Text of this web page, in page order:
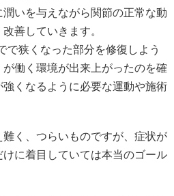
いを与えながら関節の正常な動
善していきます。
で狭くなった部分を修復しよう
働く環境が出来上がったのを確
くなるように必要な運動や施術
く、つらいものですが、症状が
に着目していては本当のゴール